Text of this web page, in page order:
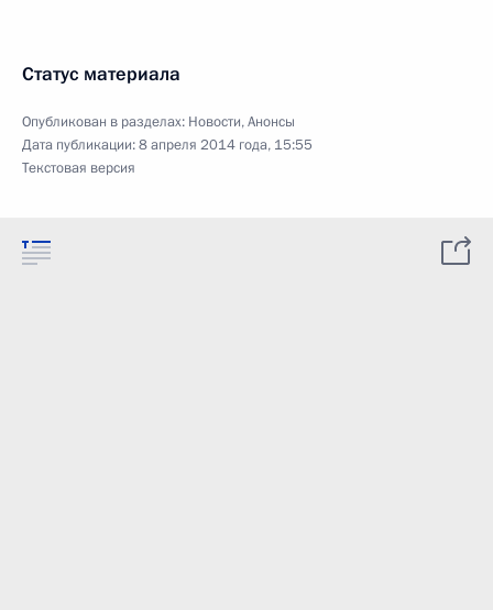
Статус материала
Опубликован в разделах: Новости,Анонсы
Дата публикации:8 апреля 2014 года, 15:55
Текстовая версия